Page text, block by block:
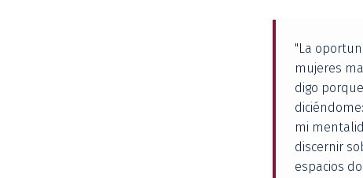
"La
mujeres
digo
mi
discernir
espacios